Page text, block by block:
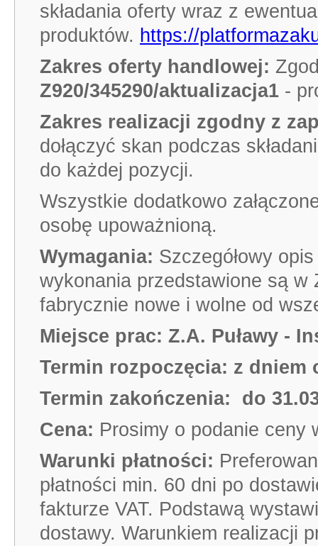
składania oferty wraz z
produktów. https://
Zakres oferty handlowej:
Z920/345290/aktualizacja1 -
Zakres realizacji zgodny z
dołączyć skan podczas
do każdej pozycji.
Wszystkie dodatkowo
osobę upoważnioną.
Wymagania: Szczegółowy
wykonania przedstawione są
fabrycznie nowe i wolne od
Miejsce prac: Z.A. Puławy -
Termin rozpoczęcia: z dniem
Termin zakończenia:
do
Cena: Prosimy o podanie ceny
Warunki płatności:
płatności min. 60 dni po
fakturze VAT. Podstawą
dostawy. Warunkiem realizacji